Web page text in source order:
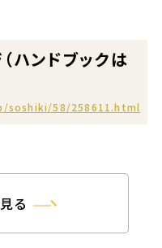
ハンドブックは
soshiki/58/258611.html
る